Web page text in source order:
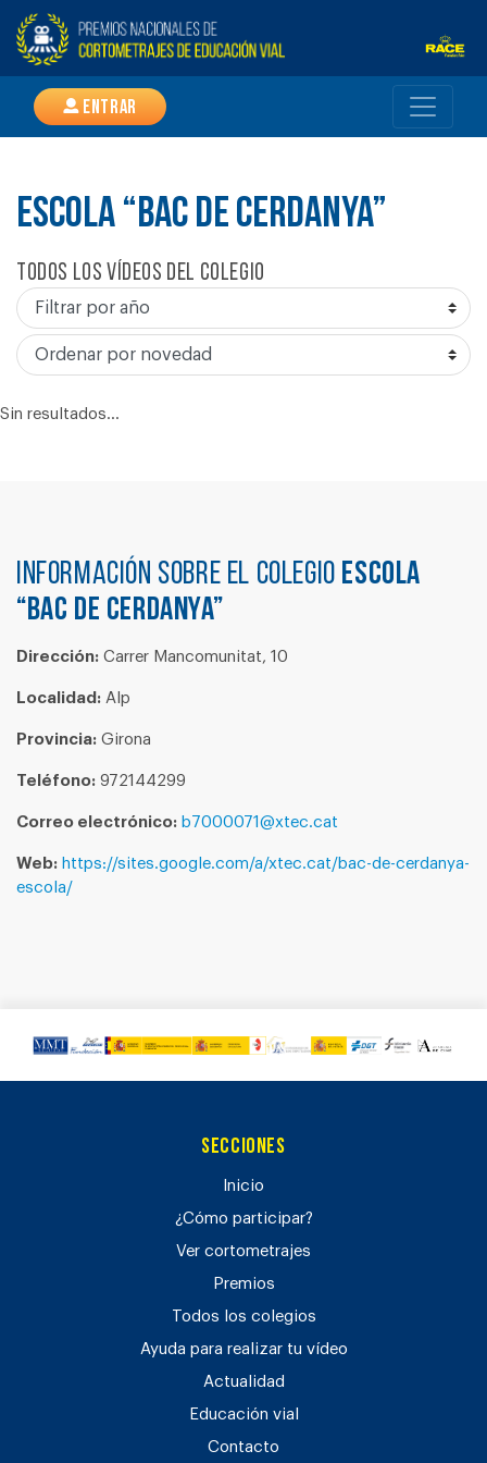
Entrar
ESCOLA “BAC DE CERDANYA”
Todos los vídeos del colegio
Sin resultados...
Información sobre el colegio ESCOLA
“BAC DE CERDANYA”
Dirección: Carrer Mancomunitat, 10
Localidad: Alp
Provincia: Girona
Teléfono: 972144299
Correo electrónico: b7000071@xtec.cat
Web: https://sites.google.com/a/xtec.cat/bac-de-cerdanya-
escola/
Secciones
Inicio
¿Cómo participar?
Ver cortometrajes
Premios
Todos los colegios
Ayuda para realizar tu vídeo
Actualidad
Educación vial
Contacto